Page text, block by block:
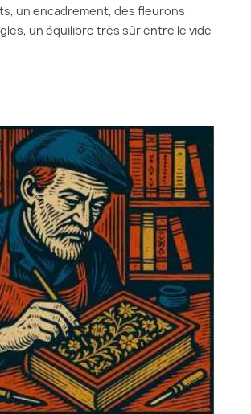
un encadrement, des fleurons
un équilibre très sûr entre le vide